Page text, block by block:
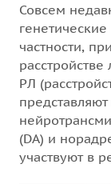
Совсем
частности,
РЛ
(DA) и
участвуют в